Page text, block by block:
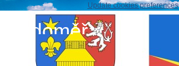
Update cookies preferences
Sudoměř
Rozpočtové opatření 12/2019